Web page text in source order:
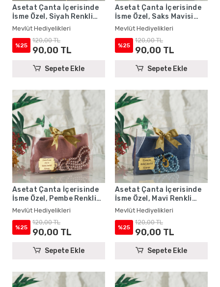
Asetat Çanta İçerisinde
İsme Özel, Siyah Renkli
Eşarp, Tesbih Seti
Mevlüt Hediyelikleri
%25
120,00 TL
90,00 TL
Sepete Ekle
Asetat Çanta İçerisinde
İsme Özel, Saks Mavisi
Renkli Eşarp, Tesbih Seti
Mevlüt Hediyelikleri
%25
120,00 TL
90,00 TL
Sepete Ekle
Asetat Çanta İçerisinde
İsme Özel, Pembe Renkli
Eşarp, Tesbih Seti
Mevlüt Hediyelikleri
%25
120,00 TL
90,00 TL
Sepete Ekle
Asetat Çanta İçerisinde
İsme Özel, Mavi Renkli
Eşarp, Tesbih Seti
Mevlüt Hediyelikleri
%25
120,00 TL
90,00 TL
Sepete Ekle